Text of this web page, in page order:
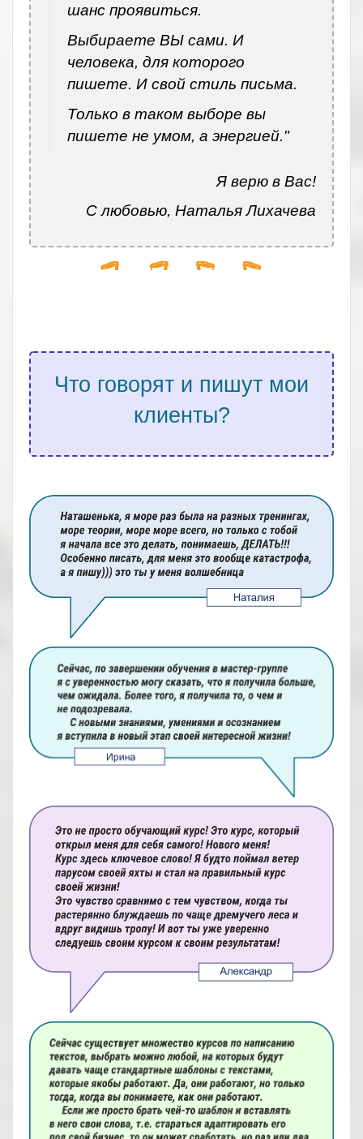
шанс проявиться.
Выбираете ВЫ сами. И
человека, для которого
пишете. И свой стиль письма.
Только в таком выборе вы
пишете не умом, а энергией."
Я верю в Вас!
С любовью, Наталья Лихачева
Что говорят и пишут мои
клиенты?